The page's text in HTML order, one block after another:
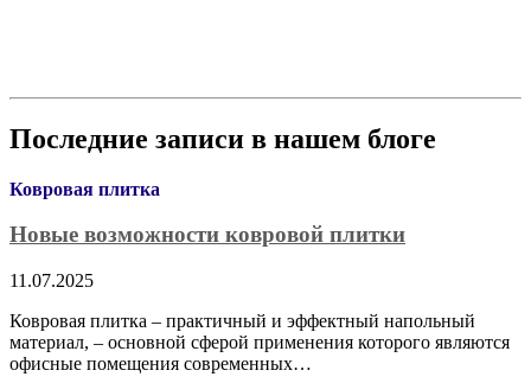
Последние записи в нашем блоге
Ковровая плитка
Новые возможности ковровой плитки
11.07.2025
Ковровая плитка – практичный и эффектный напольный
материал, – основной сферой применения которого являются
офисные помещения современных…